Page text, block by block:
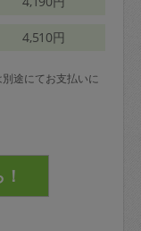
4,510円
途にてお支払いに